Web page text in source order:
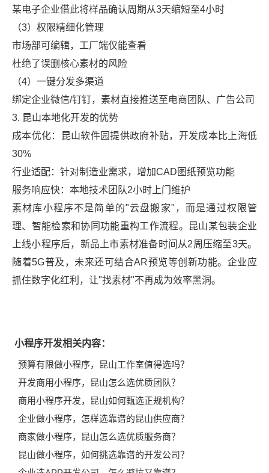
某电子企业借此将样品确认周期从3天缩短至4小时
（3）权限精细化管理
市场部可编辑，工厂端仅能查看
杜绝了误删核心素材的风险
（4）一键分发多渠道
绑定企业微信/钉钉，素材直接推送至电商团队、广告公司
3. 昆山本地化开发的优势
成本优化：昆山软件园提供政府补贴，开发成本比上海低
30%
行业适配：针对制造业需求，增加CAD图纸预览功能
服务响应快：本地技术团队2小时上门维护
素材库小程序不是简单的"云盘搬家"，而是通过权限管
理、智能检索和协同功能重构工作流程。昆山某包装企业
上线小程序后，新品上市素材准备时间从2周压缩至3天。
随着5G普及，未来还可结合AR预览等创新功能。企业应
抓住数字化红利，让"找素材"不再成为效率黑洞。
小程序开发相关内容：
预算有限做小程序，昆山工作室值得选吗？
开发商用小程序，昆山怎么选优质团队？
商用小程序开发，昆山如何甄选正规机构？
企业做小程序，怎样选靠谱的昆山供应商？
商家做小程序，昆山怎么选优质服务商？
昆山做小程序，如何挑选靠谱的开发公司？